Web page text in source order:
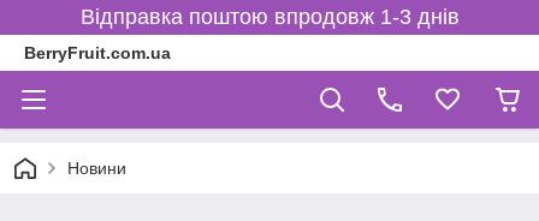
Відправка поштою впродовж 1-3 днів
BerryFruit.com.ua
Новини